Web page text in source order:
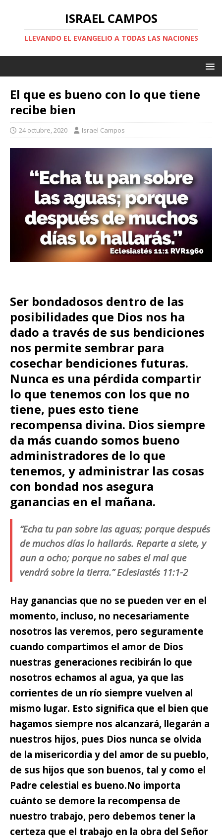
ISRAEL CAMPOS
LLEVANDO EL EVANGELIO A TODAS LAS NACIONES
El que es bueno con lo que tiene
recibe bien
24 octubre, 2020 Israel Campos
Ser bondadosos dentro de las
posibilidades que Dios nos ha
dado a través de sus bendiciones
nos permite sembrar para
cosechar bendiciones futuras.
Nunca es una pérdida compartir
lo que tenemos con los que no
tiene, pues esto tiene
recompensa divina. Dios siempre
da más cuando somos bueno
administradores de lo que
tenemos, y administrar las cosas
con bondad nos asegura
ganancias en el mañana.
“Echa tu pan sobre las aguas; porque después
de muchos días lo hallarás. Reparte a siete, y
aun a ocho; porque no sabes el mal que
vendrá sobre la tierra.” Eclesiastés 11:1-2
Hay ganancias que no se pueden ver en el
momento, incluso, no necesariamente
nosotros las veremos, pero seguramente
cuando compartimos el amor de Dios
nuestras generaciones recibirán lo que
nosotros echamos al agua, ya que las
corrientes de un río siempre vuelven al
mismo lugar. Esto significa que el bien que
hagamos siempre nos alcanzará, llegarán a
nuestros hijos, pues Dios nunca se olvida
de la misericordia y del amor de su pueblo,
de sus hijos que son buenos, tal y como el
Padre celestial es bueno.No importa
cuánto se demore la recompensa de
nuestro trabajo, pero debemos tener la
certeza que el trabajo en la obra del Señor